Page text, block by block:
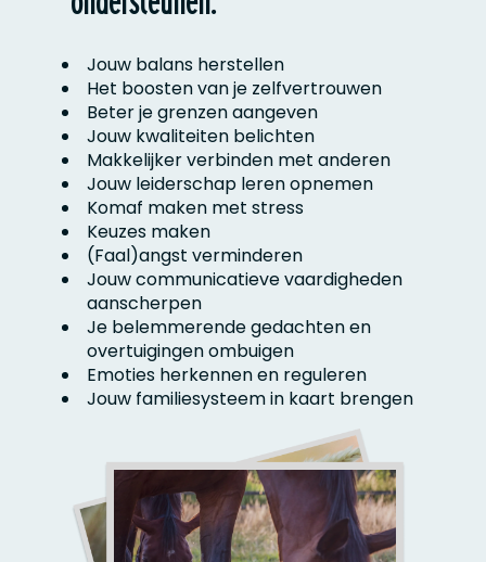
Jouw balans herstellen
Het boosten van je zelfvertrouwen
Beter je grenzen aangeven
Jouw kwaliteiten belichten
Makkelijker verbinden met anderen
Jouw leiderschap leren opnemen
Komaf maken met stress
Keuzes maken
(Faal)angst verminderen
Jouw communicatieve vaardigheden
aanscherpen
Je belemmerende gedachten en
overtuigingen ombuigen
Emoties herkennen en reguleren
Jouw familiesysteem in kaart brengen